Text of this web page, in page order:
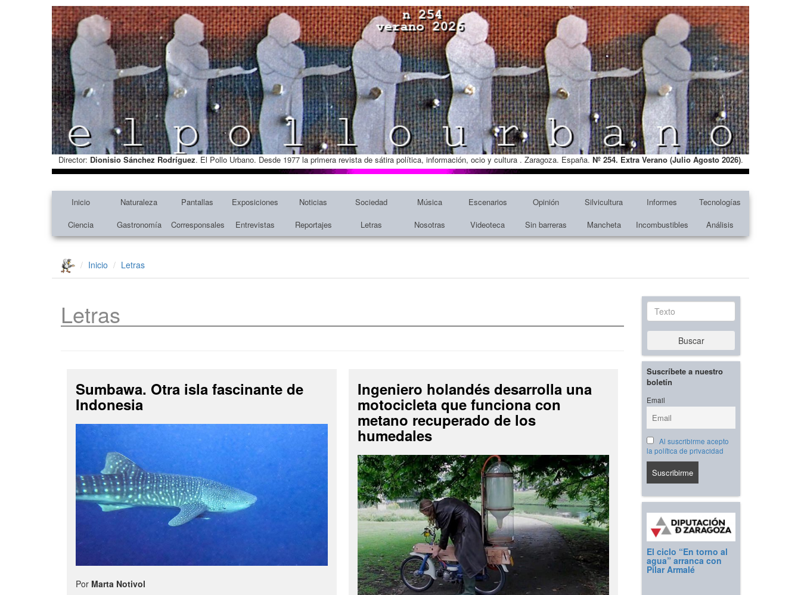
Director: Dionisio Sánchez Rodríguez. El Pollo Urbano. Desde 1977 la primera revista de sátira política, información, ocio y cultura . Zaragoza. España. Nº 254. Extra Verano (Julio Agosto 2026).
Inicio Naturaleza Pantallas Exposiciones Noticias Sociedad Música Escenarios Opinión Silvicultura Informes
Tecnologías
Ciencia
Gastronomía Corresponsales Entrevistas Reportajes Letras Nosotras Videoteca Sin barreras Mancheta Incombustibles Análisis
Inicio Letras
Letras
Sumbawa. Otra isla fascinante de
Indonesia
Por Marta Notivol
Ingeniero holandés desarrolla una
motocicleta que funciona con
metano recuperado de los
humedales
Texto
Buscar
Suscríbete a nuestro
boletín
Email
Al suscribirme acepto
la política de privacidad
El ciclo “En torno al
agua” arranca con
Pilar Armalé